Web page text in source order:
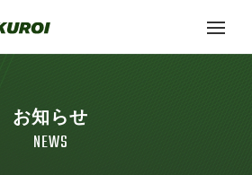
お知らせ
NEWS